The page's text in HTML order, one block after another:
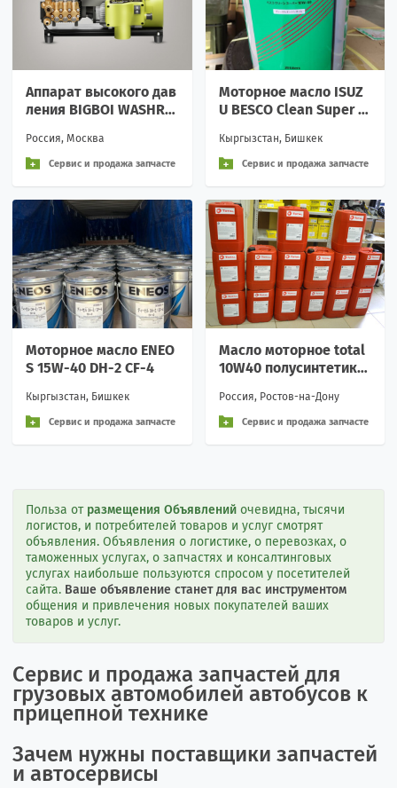
Аппарат высокого дав
ления BIGBOI WASHRP
Россия, Москва
Сервис и продажа запчасте
Моторное масло ISUZ
U BESCO Clean Super 1
Кыргызстан, Бишкек
Сервис и продажа запчасте
Моторное масло ENEO
S 15W-40 DH-2 CF-4
Кыргызстан, Бишкек
Сервис и продажа запчасте
Масло моторное total
10W40 полусинтетика
Россия, Ростов-на-Дону
Сервис и продажа запчасте
Польза от размещения Объявлений очевидна, тысячи
логистов, и потребителей товаров и услуг смотрят
объявления. Объявления о логистике, о перевозках, о
таможенных услугах, о запчастях и консалтинговых
услугах наибольше пользуются спросом у посетителей
сайта. Ваше объявление станет для вас инструментом
общения и привлечения новых покупателей ваших
товаров и услуг.
Сервис и продажа запчастей для
грузовых автомобилей автобусов к
прицепной технике
Зачем нужны поставщики запчастей
и автосервисы